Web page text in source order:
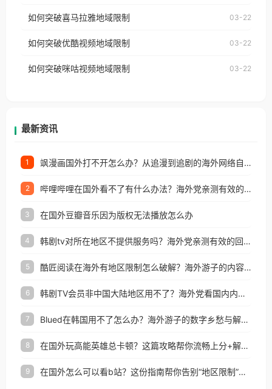
台湾、美国、加拿大、澳大利亚、欧洲等国家和地区
权限制所困扰。
国、加拿大、澳大利亚、欧洲等国家和地区时，网易
制问题，且仅能在中国大陆地区播放。 遇到这个问题
户收听网易云音乐地区版权限制」的问题，无论人在
如何突破喜马拉雅地域限制 03-22
如何突破优酷视频地域限制 03-22
如何突破咪咕视频地域限制 03-22
最新资讯
1 飒漫画国外打不开怎么办？从追漫到追剧的海外网络自由之路
2 哔哩哔哩在国外看不了有什么办法？海外党亲测有效的回国加速解决方案
3 在国外豆瓣音乐因为版权无法播放怎么办
4 韩剧tv对所在地区不提供服务吗？海外党亲测有效的回国加速解决方案
5 酷匠阅读在海外有地区限制怎么破解？海外游子的内容归乡路
6 韩剧TV会员非中国大陆地区用不了？海外党看国内内容的加速器选择指南
7 Blued在韩国用不了怎么办？海外游子的数字乡愁与解决方案
8 在国外玩高能英雄总卡顿？这篇攻略帮你流畅上分+解锁国内影音自由
9 在国外怎么可以看b站？这份指南帮你告别“地区限制”的烦恼